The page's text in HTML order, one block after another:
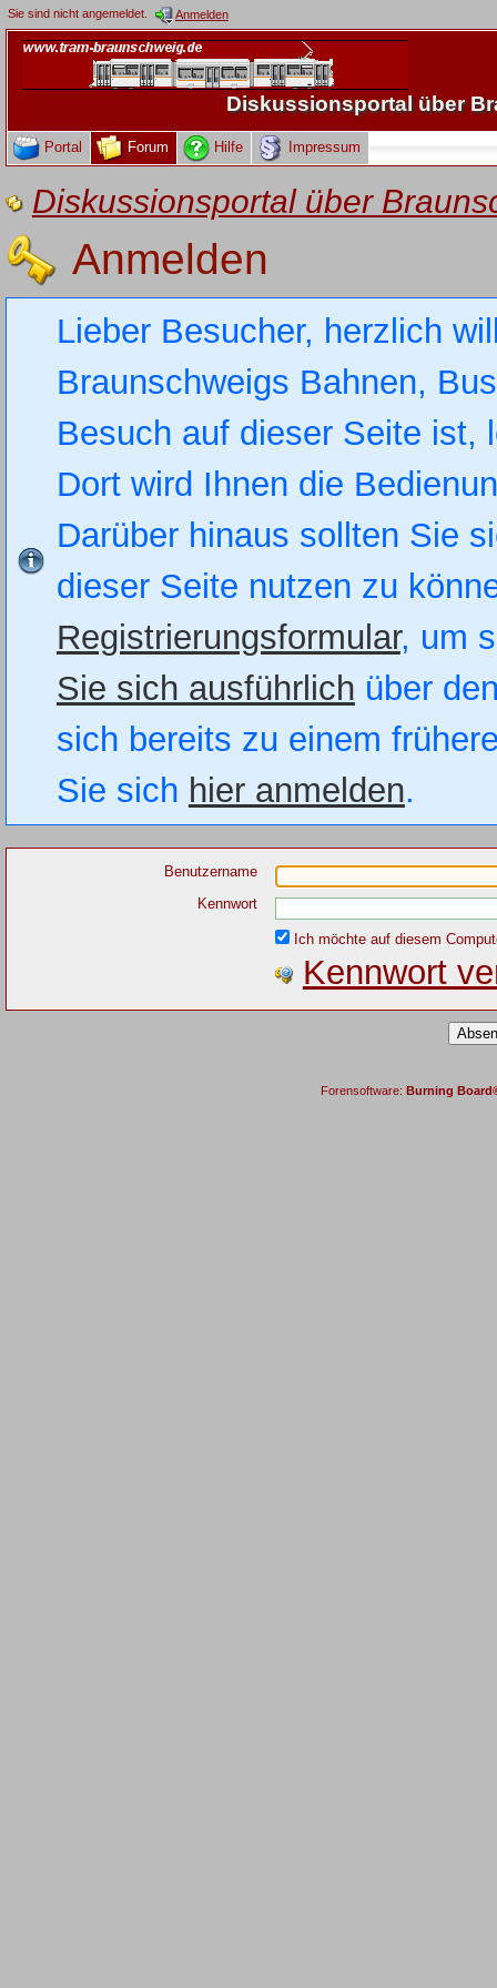
Sie sind nicht angemeldet. Anmelden
Diskussionsportal über
Portal Forum Hilfe Impressum
Diskussionsportal über
Anmelden
Lieber Besucher, herzlich
Braunschweigs Bahnen,
Besuch auf dieser Seite
Dort wird Ihnen die
Darüber hinaus sollten Sie
dieser Seite nutzen zu
Registrierungsformular, um
Sie sich ausführlich über
sich bereits zu einem
Sie sich hier anmelden.
Benutzername
Kennwort
Ich möchte auf diesem
Kennwort
Forensoftware: Burning